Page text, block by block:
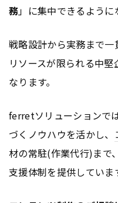
務」に集中できるように
戦略設計から実務まで
リソースが限られる中
なります。
ferretソリューションで
づくノウハウを活かし、
材の常駐(作業代行)まで
支援体制を提供していま